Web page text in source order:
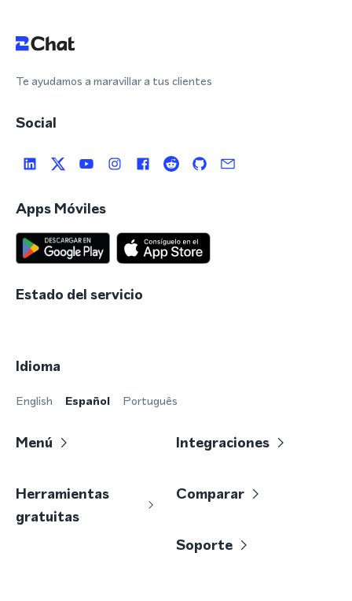
Te ayudamos a maravillar a tus clientes
Social
Apps Móviles
Estado del servicio
Idioma
English Español Português
Menú Integraciones
Herramientas
gratuitas
Comparar
Soporte